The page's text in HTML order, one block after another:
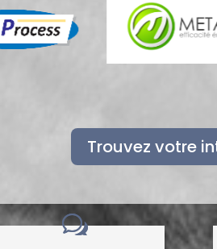
Trouvez votre